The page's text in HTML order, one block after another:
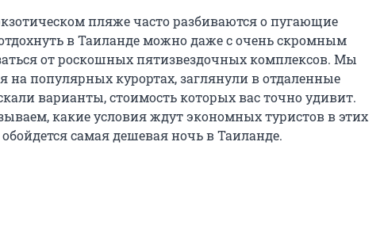
пляже часто разбиваются о пугающие
в Таиланде можно даже с очень скромным
от роскошных пятизвездочных комплексов. Мы
на популярных курортах, заглянули в отдаленные
варианты, стоимость которых вас точно удивит.
какие условия ждут экономных туристов в этих
самая дешевая ночь в Таиланде.